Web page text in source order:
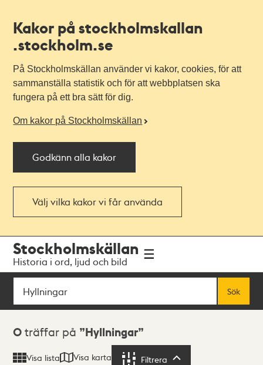
Kakor på stockholmskallan
.stockholm.se
På Stockholmskällan använder vi kakor, cookies, för att
sammanställa statistik och för att webbplatsen ska
fungera på ett bra sätt för dig.
Om kakor på Stockholmskällan
Godkänn alla kakor
Välj vilka kakor vi får använda
navigationen
huvudinnehållet
Stockholmskällan
Historia i ord, ljud och bild
Sök
Sök
Sökresultat
0 träffar på Hyllningar
Visa lista Visa karta Filtrera